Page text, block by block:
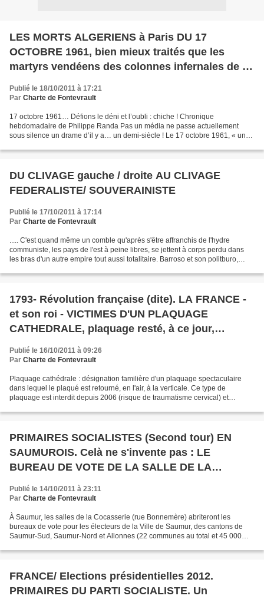
LES MORTS ALGERIENS à Paris DU 17
OCTOBRE 1961, bien mieux traités que les
martyrs vendéens des colonnes infernales de la
révolution française (dite).
Publié le 18/10/2011 à 17:21
Par Charte de Fontevrault
17 octobre 1961… Défions le déni et l’oubli : chiche ! Chronique
hebdomadaire de Philippe Randa Pas un média ne passe actuellement
sous silence un drame d’il y a… un demi-siècle ! Le 17 octobre 1961, « une
DU CLIVAGE gauche / droite AU CLIVAGE
FEDERALISTE/ SOUVERAINISTE
Publié le 17/10/2011 à 17:14
Par Charte de Fontevrault
..... C'est quand même un comble qu'après s'être affranchis de l'hydre
communiste, les pays de l'est à peine libres, se jettent à corps perdu dans
les bras d'un autre empire tout aussi totalitaire. Barroso et son politburo,
1793- Révolution française (dite). LA FRANCE -
et son roi - VICTIMES D'UN PLAQUAGE
CATHEDRALE, plaquage resté, à ce jour,
impuni.
Publié le 16/10/2011 à 09:26
Par Charte de Fontevrault
Plaquage cathédrale : désignation familière d'un plaquage spectaculaire
dans lequel le plaqué est retourné, en l'air, à la verticale. Ce type de
plaquage est interdit depuis 2006 (risque de traumatisme cervical) et
PRIMAIRES SOCIALISTES (Second tour) EN
SAUMUROIS. Celà ne s'invente pas : LE
BUREAU DE VOTE DE LA SALLE DE LA
COCASSERIE(!) EST SITUE ... RUE
BONNEMERE.
Publié le 14/10/2011 à 23:11
Par Charte de Fontevrault
À Saumur, les salles de la Cocasserie (rue Bonnemère) abriteront les
bureaux de vote pour les électeurs de la Ville de Saumur, des cantons de
Saumur-Sud, Saumur-Nord et Allonnes (22 communes au total et 45 000
FRANCE/ Elections présidentielles 2012.
PRIMAIRES DU PARTI SOCIALISTE. Un